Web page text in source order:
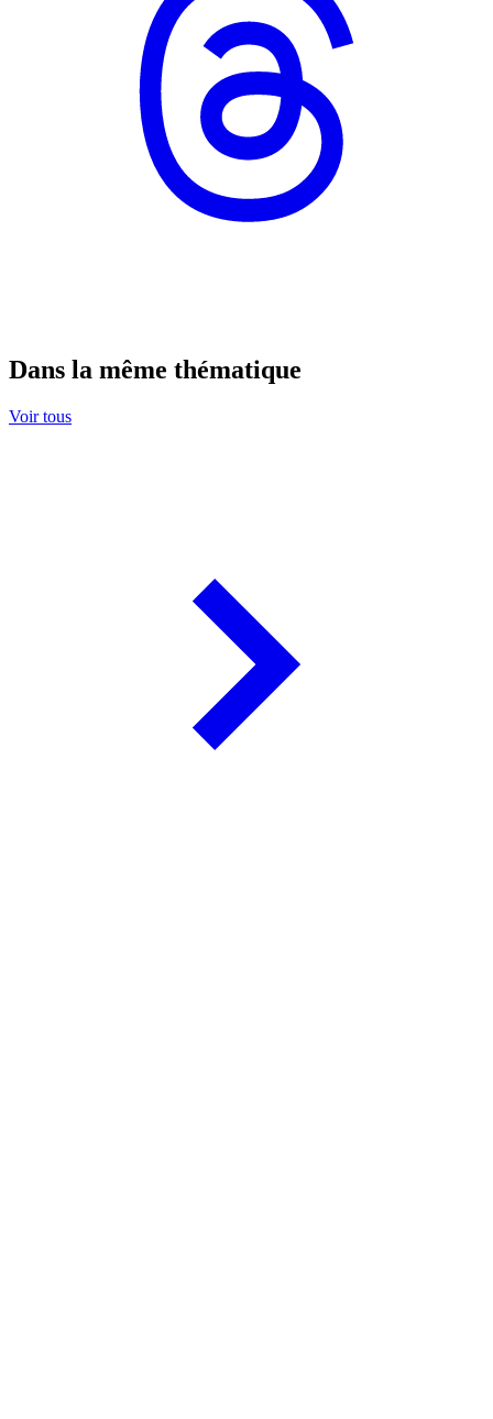
Dans la même thématique
Voir tous